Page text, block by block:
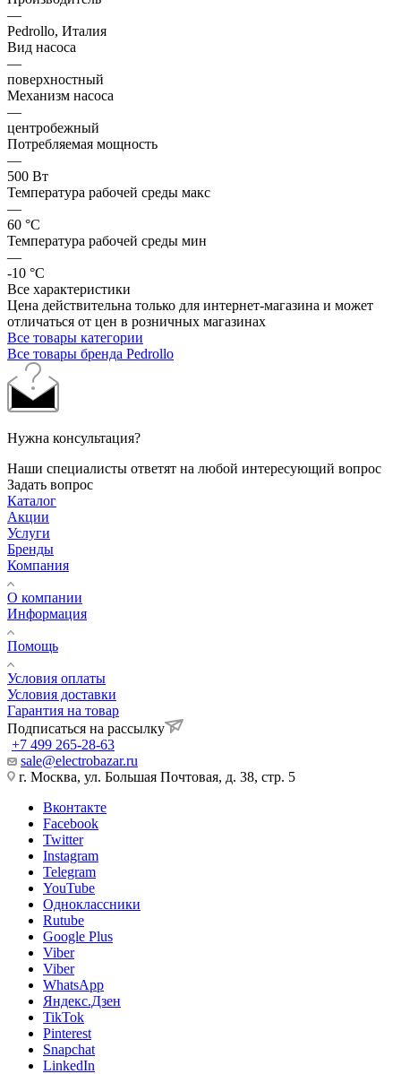
—
Pedrollo, Италия
Вид насоса
—
поверхностный
Механизм насоса
—
центробежный
Потребляемая мощность
—
500 Вт
Температура рабочей среды макс
—
60 °С
Температура рабочей среды мин
—
-10 °С
Все характеристики
Цена действительна только для интернет-магазина и может
отличаться от цен в розничных магазинах
Все товары категории
Все товары бренда Pedrollo
Нужна консультация?
Наши специалисты ответят на любой интересующий вопрос
Задать вопрос
Каталог
Акции
Услуги
Бренды
Компания
О компании
Информация
Помощь
Условия оплаты
Условия доставки
Гарантия на товар
Подписаться на рассылку
+7 499 265-28-63
sale@electrobazar.ru
г. Москва, ул. Большая Почтовая, д. 38, стр. 5
Вконтакте
Facebook
Twitter
Instagram
Telegram
YouTube
Одноклассники
Rutube
Google Plus
Viber
Viber
WhatsApp
Яндекс.Дзен
TikTok
Pinterest
Snapchat
LinkedIn